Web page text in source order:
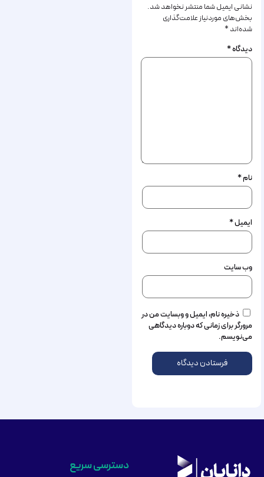
نشانی ایمیل شما منتشر نخواهد شد.
بخش‌های موردنیاز علامت‌گذاری
شده‌اند *
دیدگاه*
نام*
ایمیل*
وب‌ سایت
ذخیره نام، ایمیل و وبسایت من در
مرورگر برای زمانی که دوباره دیدگاهی
می‌نویسم.
دسترسی سریع